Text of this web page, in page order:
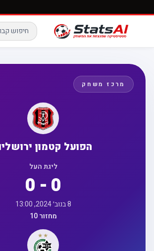
מרכז משחק
הפועל קטמון ירושלים
ליגת העל
0 - 0
מחזור 10